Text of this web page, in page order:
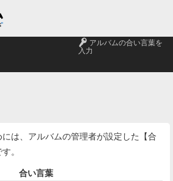
🔑 アルバムの合い言葉を
入力
は、アルバムの管理者が設定した【合
。
合い言葉